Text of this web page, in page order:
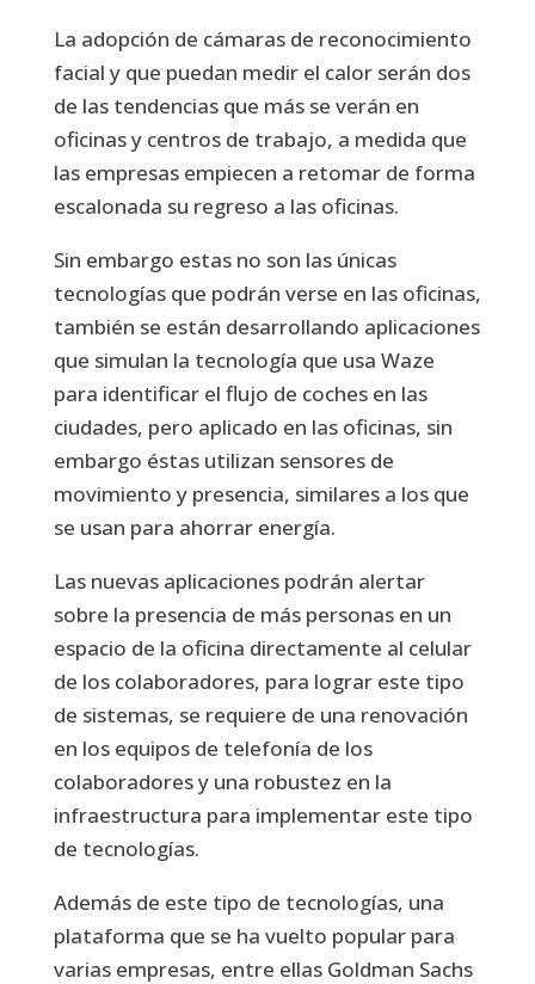
La adopción de cámaras de reconocimiento
facial y que puedan medir el calor serán dos
de las tendencias que más se verán en
oficinas y centros de trabajo, a medida que
las empresas empiecen a retomar de forma
escalonada su regreso a las oficinas.
Sin embargo estas no son las únicas
tecnologías que podrán verse en las oficinas,
también se están desarrollando aplicaciones
que simulan la tecnología que usa Waze
para identificar el flujo de coches en las
ciudades, pero aplicado en las oficinas, sin
embargo éstas utilizan sensores de
movimiento y presencia, similares a los que
se usan para ahorrar energía.
Las nuevas aplicaciones podrán alertar
sobre la presencia de más personas en un
espacio de la oficina directamente al celular
de los colaboradores, para lograr este tipo
de sistemas, se requiere de una renovación
en los equipos de telefonía de los
colaboradores y una robustez en la
infraestructura para implementar este tipo
de tecnologías.
Además de este tipo de tecnologías, una
plataforma que se ha vuelto popular para
varias empresas, entre ellas Goldman Sachs